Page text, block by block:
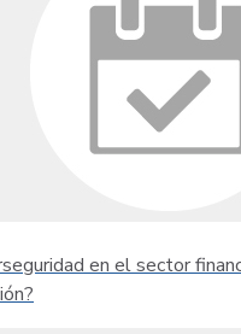
en el sector